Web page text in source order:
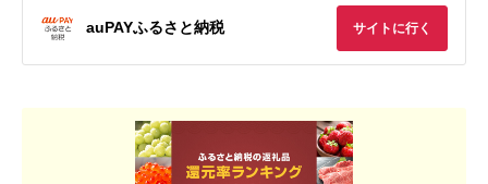
auPAYふるさと納税 サイトに行く